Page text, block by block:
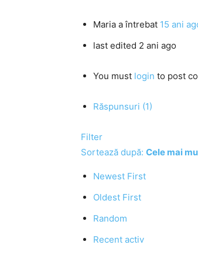
Maria a întrebat 15 ani
last edited 2 ani ago
You must login to post
Răspunsuri (1)
Filter
Sortează după: Cele mai
Newest First
Oldest First
Random
Recent activ